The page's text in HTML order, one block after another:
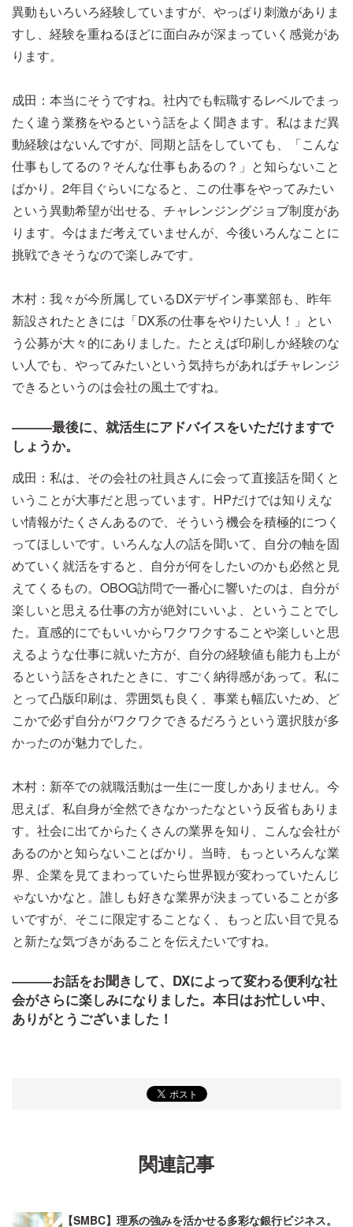
異動もいろいろ経験していますが、やっぱり刺激がありま
すし、経験を重ねるほどに面白みが深まっていく感覚があ
ります。
成田：本当にそうですね。社内でも転職するレベルでまっ
たく違う業務をやるという話をよく聞きます。私はまだ異
動経験はないんですが、同期と話をしていても、「こんな
仕事もしてるの？そんな仕事もあるの？」と知らないこと
ばかり。2年目ぐらいになると、この仕事をやってみたい
という異動希望が出せる、チャレンジングジョブ制度があ
ります。今はまだ考えていませんが、今後いろんなことに
挑戦できそうなので楽しみです。
木村：我々が今所属しているDXデザイン事業部も、昨年
新設されたときには「DX系の仕事をやりたい人！」とい
う公募が大々的にありました。たとえば印刷しか経験のな
い人でも、やってみたいという気持ちがあればチャレンジ
できるというのは会社の風土ですね。
―――最後に、就活生にアドバイスをいただけますで
しょうか。
成田：私は、その会社の社員さんに会って直接話を聞くと
いうことが大事だと思っています。HPだけでは知りえな
い情報がたくさんあるので、そういう機会を積極的につく
ってほしいです。いろんな人の話を聞いて、自分の軸を固
めていく就活をすると、自分が何をしたいのかも必然と見
えてくるもの。OBOG訪問で一番心に響いたのは、自分が
楽しいと思える仕事の方が絶対にいいよ、ということでし
た。直感的にでもいいからワクワクすることや楽しいと思
えるような仕事に就いた方が、自分の経験値も能力も上が
るという話をされたときに、すごく納得感があって。私に
とって凸版印刷は、雰囲気も良く、事業も幅広いため、ど
こかで必ず自分がワクワクできるだろうという選択肢が多
かったのが魅力でした。
木村：新卒での就職活動は一生に一度しかありません。今
思えば、私自身が全然できなかったなという反省もありま
す。社会に出てからたくさんの業界を知り、こんな会社が
あるのかと知らないことばかり。当時、もっといろんな業
界、企業を見てまわっていたら世界観が変わっていたんじ
ゃないかなと。誰しも好きな業界が決まっていることが多
いですが、そこに限定することなく、もっと広い目で見る
と新たな気づきがあることを伝えたいですね。
―――お話をお聞きして、DXによって変わる便利な社
会がさらに楽しみになりました。本日はお忙しい中、
ありがとうございました！
関連記事
【SMBC】理系の強みを活かせる多彩な銀行ビジネス。